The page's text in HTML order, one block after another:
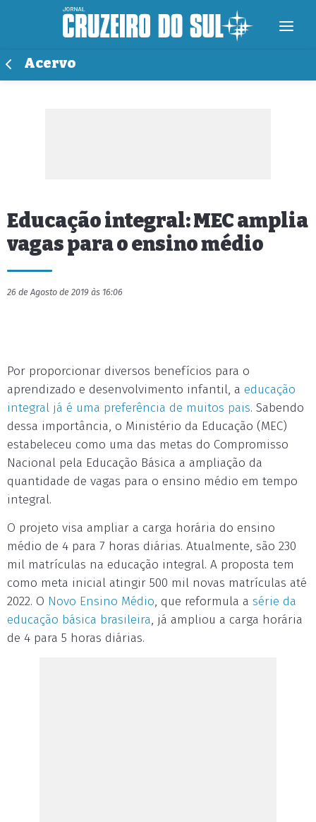
Acervo
Educação integral: MEC amplia
vagas para o ensino médio
26 de Agosto de 2019 às 16:06
Por proporcionar diversos benefícios para o
aprendizado e desenvolvimento infantil, a educação
integral já é uma preferência de muitos pais. Sabendo
dessa importância, o Ministério da Educação (MEC)
estabeleceu como uma das metas do Compromisso
Nacional pela Educação Básica a ampliação da
quantidade de vagas para o ensino médio em tempo
integral.
O projeto visa ampliar a carga horária do ensino
médio de 4 para 7 horas diárias. Atualmente, são 230
mil matrículas na educação integral. A proposta tem
como meta inicial atingir 500 mil novas matrículas até
2022. O Novo Ensino Médio, que reformula a série da
educação básica brasileira, já ampliou a carga horária
de 4 para 5 horas diárias.